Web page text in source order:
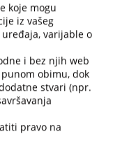
koje mogu
iz vašeg
varijable o
i bez njih web
obimu, dok
stvari (npr.
pravo na